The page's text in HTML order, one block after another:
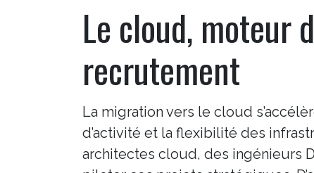
Le cloud, moteur
recrutement
La migration vers le cloud
d’activité et la flexibilité des
architectes cloud, des ingénieurs